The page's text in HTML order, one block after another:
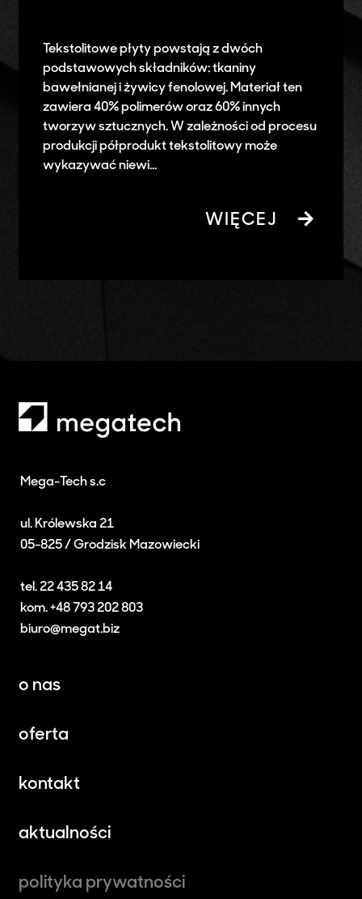
Tekstolitowe płyty powstają z dwóch
podstawowych składników: tkaniny
bawełnianej i żywicy fenolowej. Materiał ten
zawiera 40% polimerów oraz 60% innych
tworzyw sztucznych. W zależności od procesu
produkcji półprodukt tekstolitowy może
wykazywać niewi…
WIĘCEJ
Mega-Tech s.c
ul. Królewska 21
05-825 / Grodzisk Mazowiecki
tel. 22 435 82 14
kom. +48 793 202 803
biuro@megat.biz
o nas
oferta
kontakt
aktualności
polityka prywatności